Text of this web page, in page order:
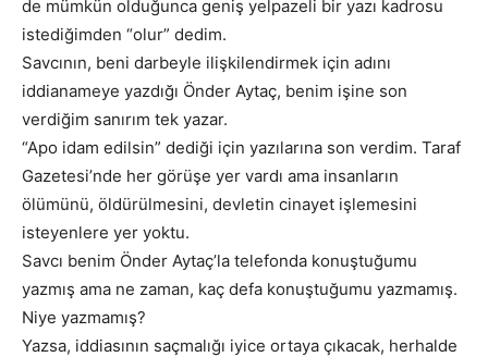
de mümkün olduğunca geniş yelpazeli bir yazı kadrosu
istediğimden “olur” dedim.
Savcının, beni darbeyle ilişkilendirmek için adını
iddianameye yazdığı Önder Aytaç, benim işine son
verdiğim sanırım tek yazar.
“Apo idam edilsin” dediği için yazılarına son verdim. Taraf
Gazetesi’nde her görüşe yer vardı ama insanların
ölümünü, öldürülmesini, devletin cinayet işlemesini
isteyenlere yer yoktu.
Savcı benim Önder Aytaç’la telefonda konuştuğumu
yazmış ama ne zaman, kaç defa konuştuğumu yazmamış.
Niye yazmamış?
Yazsa, iddiasının saçmalığı iyice ortaya çıkacak, herhalde